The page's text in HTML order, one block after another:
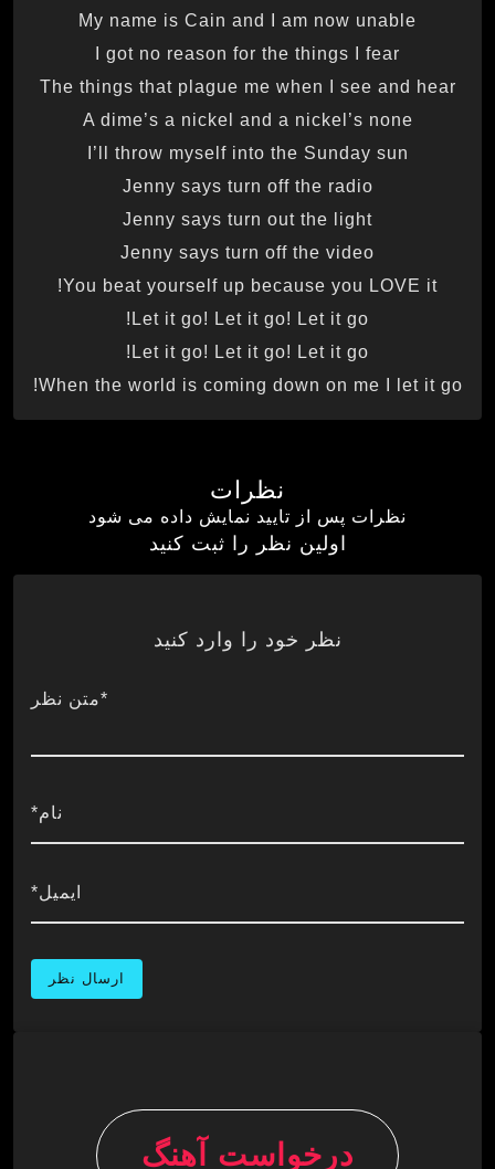
My name is Cain and I am now unable
I got no reason for the things I fear
The things that plague me when I see and hear
A dime’s a nickel and a nickel’s none
I’ll throw myself into the Sunday sun
Jenny says turn off the radio
Jenny says turn out the light
Jenny says turn off the video
You beat yourself up because you LOVE it!
Let it go! Let it go! Let it go!
Let it go! Let it go! Let it go!
When the world is coming down on me I let it go!
نظرات
نظرات پس از تایید نمایش داده می شود
اولین نظر را ثبت کنید
نظر خود را وارد کنید
*متن نظر
نام*
ایمیل*
درخواست آهنگ